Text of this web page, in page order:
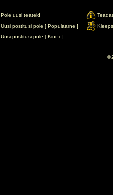
Pole uusi teateid
Uusi postitusi pole [ Populaarne ]
Kleeps
Uusi postitusi pole [ Kinni ]
©